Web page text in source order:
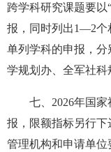
跨学科研究课题要以
报，同时列出1—2个
单列学科的申报，
学规划办、全军社科
七、2026年国
报，限额指标另行
管理机构和申请单位